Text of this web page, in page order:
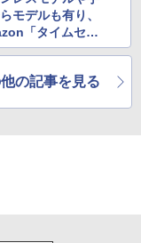
モデルも有り、
「タイムセー
」でSkynewの
の記事を見る